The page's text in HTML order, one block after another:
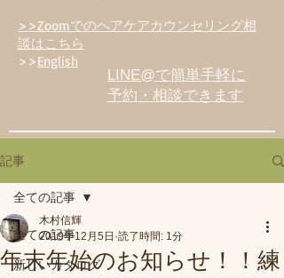
>>Zoomでのヘアケアカウンセリング相
談はこちら
>>English
LINE@で簡単手軽に
予約・相談できます
記事
全ての記事
新しいカタログ
全ての記事
年末年始のお知らせ！！練
木村信輝
2019年12月5日 読了時間: 1分